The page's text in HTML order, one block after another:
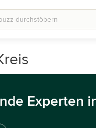
Experten